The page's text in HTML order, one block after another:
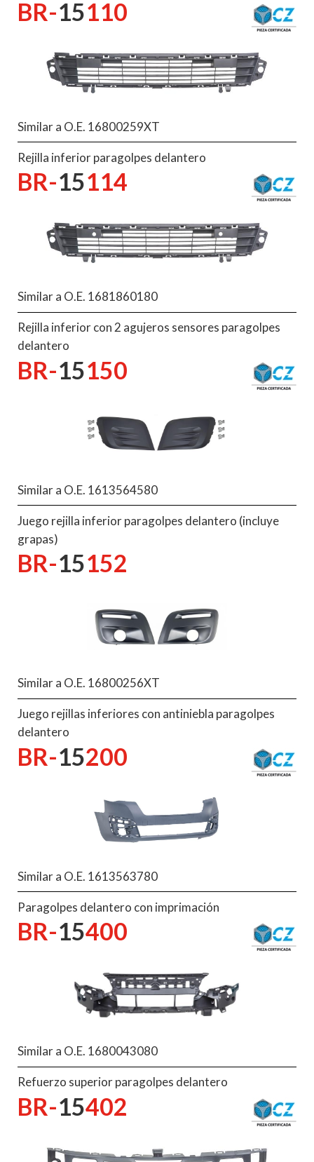
BR-15110
Similar a O.E. 16800259XT
Rejilla inferior paragolpes delantero
BR-15114
Similar a O.E. 1681860180
Rejilla inferior con 2 agujeros sensores paragolpes
delantero
BR-15150
Similar a O.E. 1613564580
Juego rejilla inferior paragolpes delantero (incluye
grapas)
BR-15152
Similar a O.E. 16800256XT
Juego rejillas inferiores con antiniebla paragolpes
delantero
BR-15200
Similar a O.E. 1613563780
Paragolpes delantero con imprimación
BR-15400
Similar a O.E. 1680043080
Refuerzo superior paragolpes delantero
BR-15402